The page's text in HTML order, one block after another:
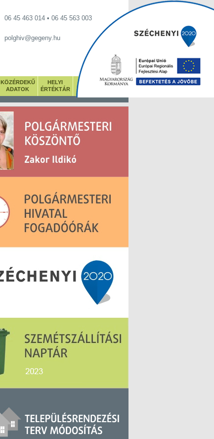
06 45 463 014 • 06 45 563 003
polghiv@gegeny.hu
KÖZÉRDEKŰ
ADATOK
HELYI
ÉRTÉKTÁR
GALÉRIA